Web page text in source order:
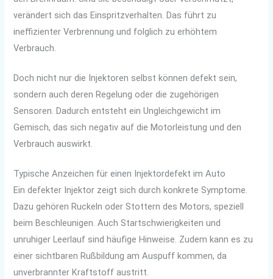
verändert sich das Einspritzverhalten. Das führt zu
ineffizienter Verbrennung und folglich zu erhöhtem
Verbrauch.
Doch nicht nur die Injektoren selbst können defekt sein,
sondern auch deren Regelung oder die zugehörigen
Sensoren. Dadurch entsteht ein Ungleichgewicht im
Gemisch, das sich negativ auf die Motorleistung und den
Verbrauch auswirkt.
Typische Anzeichen für einen Injektordefekt im Auto
Ein defekter Injektor zeigt sich durch konkrete Symptome.
Dazu gehören Ruckeln oder Stottern des Motors, speziell
beim Beschleunigen. Auch Startschwierigkeiten und
unruhiger Leerlauf sind häufige Hinweise. Zudem kann es zu
einer sichtbaren Rußbildung am Auspuff kommen, da
unverbrannter Kraftstoff austritt.